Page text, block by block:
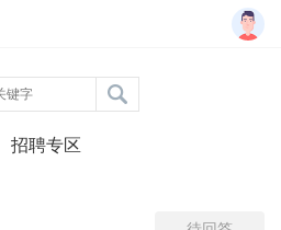
招聘专区